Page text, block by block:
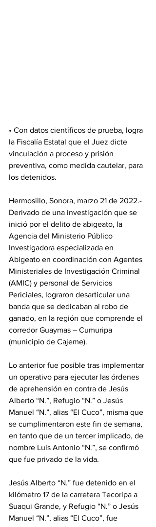
• Con datos científicos de prueba, logra
la Fiscalía Estatal que el Juez dicte
vinculación a proceso y prisión
preventiva, como medida cautelar, para
los detenidos.
Hermosillo, Sonora, marzo 21 de 2022.-
Derivado de una investigación que se
inició por el delito de abigeato, la
Agencia del Ministerio Público
Investigadora especializada en
Abigeato en coordinación con Agentes
Ministeriales de Investigación Criminal
(AMIC) y personal de Servicios
Periciales, lograron desarticular una
banda que se dedicaban al robo de
ganado, en la región que comprende el
corredor Guaymas – Cumuripa
(municipio de Cajeme).
Lo anterior fue posible tras implementar
un operativo para ejecutar las órdenes
de aprehensión en contra de Jesús
Alberto “N.”, Refugio “N.” o Jesús
Manuel “N.”, alias “El Cuco”, misma que
se cumplimentaron este fin de semana,
en tanto que de un tercer implicado, de
nombre Luis Antonio “N.”, se confirmó
que fue privado de la vida.
Jesús Alberto “N.” fue detenido en el
kilómetro 17 de la carretera Tecoripa a
Suaqui Grande, y Refugio “N.” o Jesús
Manuel “N.”, alias “El Cuco”, fue